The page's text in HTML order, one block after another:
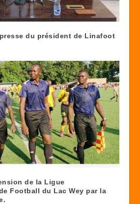
du président de Linafoot
de la Ligue
Football du Lac Wey par la